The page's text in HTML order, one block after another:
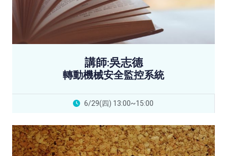
講師:吳志德
轉動機械安全監控系統
6/29(四) 13:00~15:00